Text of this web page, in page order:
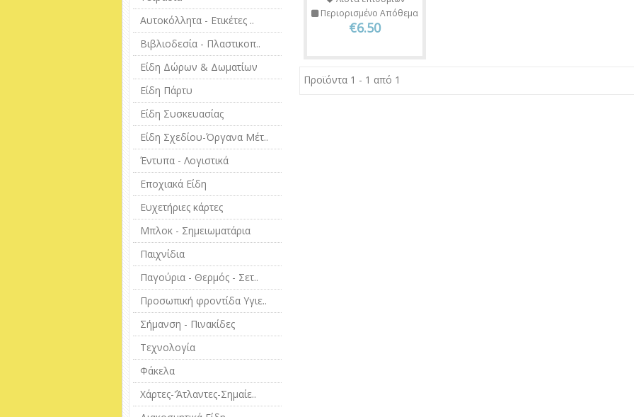
Αυτοκόλλητα - Ετικέτες ..
Βιβλιοδεσία - Πλαστικοπ..
Είδη Δώρων & Δωματίων
Είδη Πάρτυ
Είδη Συσκευασίας
Είδη Σχεδίου-Όργανα Μέτ..
Έντυπα - Λογιστικά
Εποχιακά Είδη
Ευχετήριες κάρτες
Μπλοκ - Σημειωματάρια
Παιχνίδια
Παγούρια - Θερμός - Σετ..
Προσωπική φροντίδα Υγιε..
Σήμανση - Πινακίδες
Τεχνολογία
Φάκελα
Χάρτες-'Άτλαντες-Σημαίε..
Περιορισμένο Απόθεμα
€6.50
Προϊόντα 1 - 1 από 1